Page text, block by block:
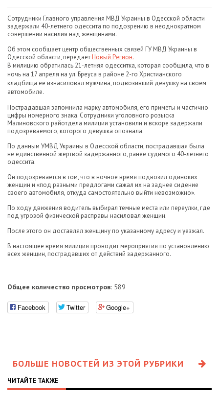
Сотрудники Главного управления МВД Украины в Одесской области
задержали 40-летнего одессита по подозрению в неоднократном
совершении насилия над женщинами.
Об этом сообщает центр общественных связей ГУ МВД Украины в
Одесской области, передаетНовый Регион.
В милицию обратилась 21-летняя одесситка, которая сообщила, что в
ночь на 17 апреля на ул. Бреуса в районе 2-го Христианского
кладбища ее изнасиловал мужчина, подвозивший девушку на своем
автомобиле.
Пострадавшая запомнила марку автомобиля, его приметы и частично
цифры номерного знака. Сотрудники уголовного розыска
Малиновского райотдела милиции установили и вскоре задержали
подозреваемого, которого девушка опознала.
По данным УМВД Украины в Одесской области, пострадавшая была
не единственной жертвой задержанного, ранее судимого 40-летнего
одессита.
Он подозревается в том, что в ночное время подвозил одиноких
женщин и «под разными предлогами сажал их на заднее сидение
своего автомобиля, откуда самостоятельно выйти невозможно».
По ходу движения водитель выбирал темные места или переулки, где
под угрозой физической расправы насиловал женщин.
После этого он доставлял женщину по указанному адресу и уезжал.
В настоящее время милиция проводит мероприятия по установлению
всех женщин, пострадавших от действий задержанного.
Общее количество просмотров: 589
Facebook Twitter Google+
БОЛЬШЕ НОВОСТЕЙ ИЗ ЭТОЙ РУБРИКИ
ЧИТАЙТЕ ТАКЖЕ